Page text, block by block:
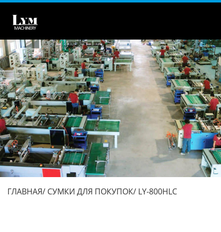
ГЛАВНАЯ СУМКИ ДЛЯ ПОКУПОК LY-800HLC